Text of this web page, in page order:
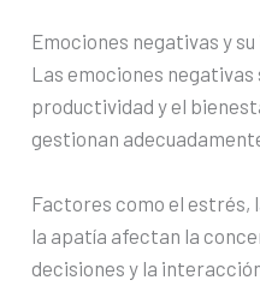
Emociones negativas y
Las emociones
productividad y el
gestionan
Factores como el estrés,
la apatía afectan la
decisiones y la